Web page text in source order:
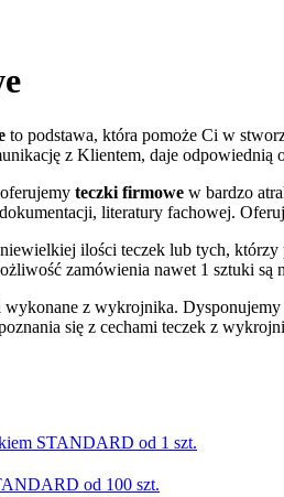
to podstawa, która pomoże Ci w
z Klientem, daje
teczki firmowe w bardzo
literatury fachowej.
ilości teczek lub tych, którzy
zamówienia nawet 1 sztuki są
z wykrojnika.
się z cechami teczek z
STANDARD od 1 szt.
od 100 szt.